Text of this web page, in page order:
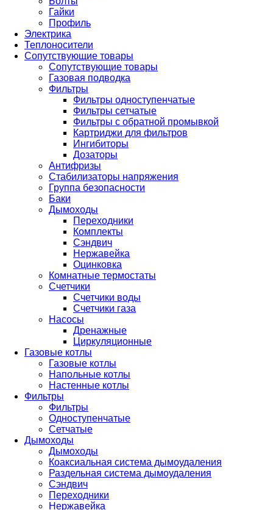
Гайки
Профиль
Электрика
Теплоносители
Сопутствующие товары
Сопутствующие товары
Газовая подводка
Фильтры
Фильтры одноступенчатые
Фильтры сетчатые
Фильтры с обратной промывкой
Картриджи для фильтров
Ингибиторы
Дозаторы
Антифризы
Стабилизаторы напряжения
Группа безопасности
Баки
Дымоходы
Переходники
Комплекты
Сэндвич
Нержавейка
Оцинковка
Комнатные термостаты
Счетчики
Счетчики воды
Счетчики газа
Насосы
Дренажные
Циркуляционные
Газовые котлы
Газовые котлы
Напольные котлы
Настенные котлы
Фильтры
Фильтры
Одноступенчатые
Сетчатые
Дымоходы
Дымоходы
Коаксиальная система дымоудаления
Раздельная система дымоудаления
Сэндвич
Переходники
Нержавейка